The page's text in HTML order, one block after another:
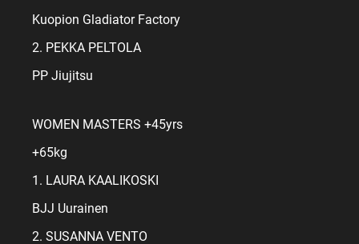
Kuopion Gladiator Factory
2. PEKKA PELTOLA
PP Jiujitsu
WOMEN MASTERS +45yrs
+65kg
1. LAURA KAALIKOSKI
BJJ Uurainen
2. SUSANNA VENTO